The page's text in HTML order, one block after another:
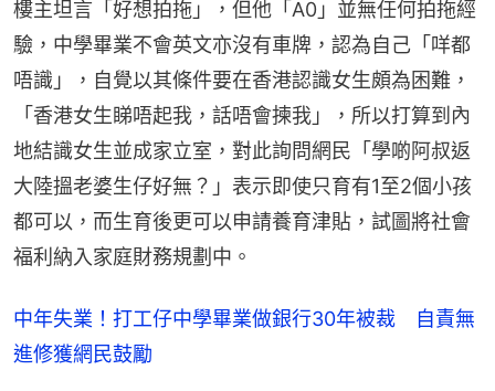
樓主坦言「好想拍拖」，但他「A0」並無任何拍拖經
驗，中學畢業不會英文亦沒有車牌，認為自己「咩都
唔識」，自覺以其條件要在香港認識女生頗為困難，
「香港女生睇唔起我，話唔會揀我」，所以打算到內
地結識女生並成家立室，對此詢問網民「學啲阿叔返
大陸搵老婆生仔好無？」表示即使只育有1至2個小孩
都可以，而生育後更可以申請養育津貼，試圖將社會
福利納入家庭財務規劃中。
中年失業！打工仔中學畢業做銀行30年被裁 自責無
進修獲網民鼓勵